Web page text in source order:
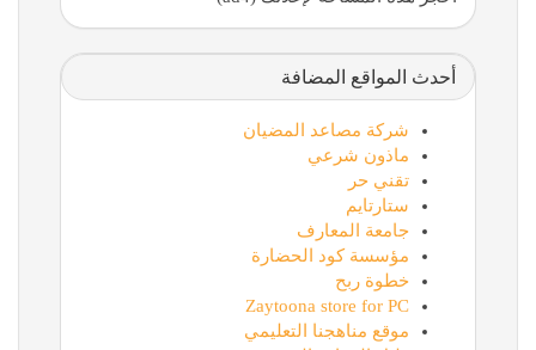
أحدث المواقع المضافة
شركة مصاعد المضيان
ماذون شرعي
تقني حر
ستارتايم
جامعة المعارف
مؤسسة كود الحضارة
خطوة ربح
Zaytoona store for PC
موقع مناهجنا التعليمي